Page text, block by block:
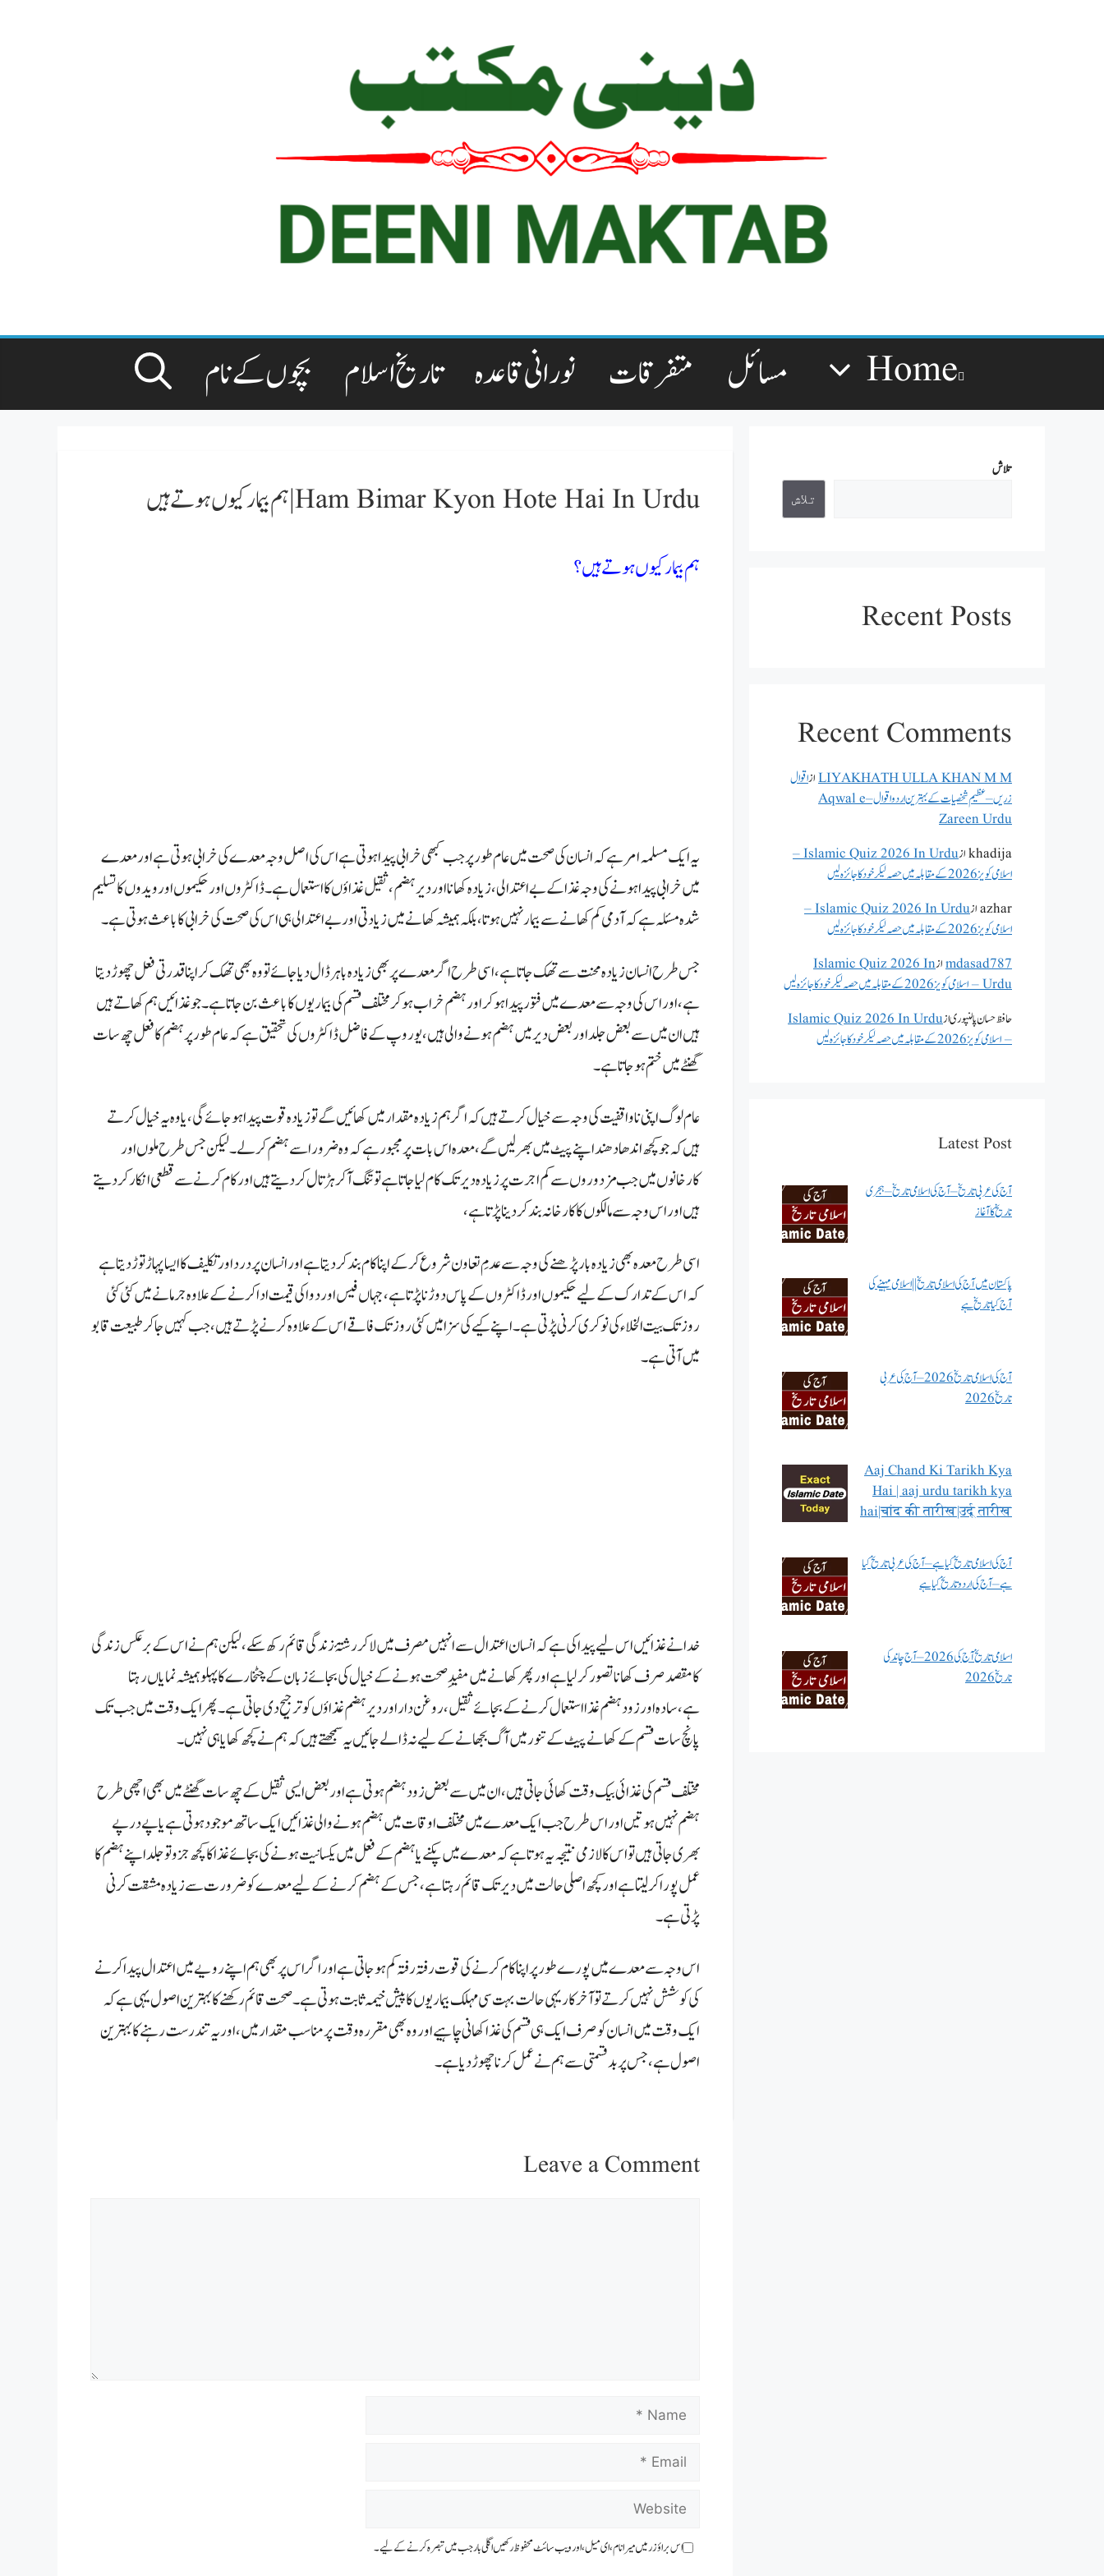
Home مسائل متفرقات نورانی قاعدہ تاریخ اسلام بچوں کے نام
Ham Bimar Kyon Hote Hai In Urdu|ہم بیمار کیوں ہوتے ہیں
ہم بیمار کیوں ہوتے ہیں؟
یہ ایک مسلمہ امر ہے کہ انسان کی صحت میں عام طور پر جب کبھی خرابی پیدا ہوتی ہے اس کی اصل وجہ معدے کی خرابی ہوتی ہے اور معدے
میں خرابی پیدا ہونے کی وجہ غذا کے بے اعتدالی، زیادہ کھانا اور دیر ہضم، ثقیل غذاؤں کا استعمال ہے۔ڈاکٹروں اور حکیموں اور ویدوں کا تسلیم
شدہ مسئلہ ہے کہ آدمی کم کھانے سے بیمار نہیں ہوتا،بلکہ ہمیشہ کھانے میں زیادتی اور بے اعتدالی ہی اس کی صحت کی خرابی کا باعث ہوتی ہے۔
جس طرح انسان زیادہ محنت سے تھک جاتا ہے،اسی طرح اگر معدے پر بھی زیادہ باہر ڈال دیا جائے تو وہ بھی تھک کر اپنا قدرتی فعل چھوڑ دیتا
ہے،اور اس کی وجہ سے معدے میں فتور پیدا ہوکر اور ہضم خراب ہو کر مختلف قسم کی بیماریوں کا باعث بن جاتا ہے۔جو غذائیں ہم کھاتے ہیں
ہیں ان میں سے بعض جلد اور بعض دیر میں ہضم ہونے والی ہیں، یوروپ کے فاضل ڈاکٹروں کی تحقیق ہے کہ عام طور پر ہضم کا فعل چھ سات
گھنٹے میں ختم ہو جاتا ہے۔
عام لوگ اپنی ناواقفیت کی وجہ سے خیال کرتے ہیں کہ اگر ہم زیادہ مقدار میں کھائیں گے تو زیادہ قوت پیدا ہوجائے گی، یا وہ یہ خیال کرتے
ہیں کہ جو کچھ اندھا دھند اپنے پیٹ میں بھر لیں گے، معدہ اس بات پر مجبور ہے کہ وہ ضرور اسے ہضم کر لے۔لیکن جس طرح ملوں اور
کارخانوں میں جب مزدوروں سے کم اجرت پر زیادہ دیر تک کام لیا جاتا ہے تو تنگ آکر ہڑتال کر دیتے ہیں اور کام کرنے سے قطعی انکار کر دیتے
ہیں اور اس وجہ سے مالکوں کا کارخانہ بند کر دینا پڑتا ہے،
اسی طرح معدہ بھی زیادہ بار پڑھنے کی وجہ سے عدمِ تعاون شروع کر کے اپنا کام بند کر دیتا ہے اور انسان پر درد اور تکلیف کا ایسا پہاڑ توڑ دیتا ہے
کہ اس کے تدارک کے لیے حکیموں اور ڈاکٹروں کے پاس دوڑنا پڑتا ہے،جہاں فیس اور دوا کی قیمت ادا کرنے کے علاوہ جرمانے میں کئی کئی
روزتک بیت الخلاء کی نوکری کرنی پڑتی ہے۔اپنے کیے کی سزا میں کئی روز تک فاقے اس کے علاوہ کرنے پڑتے ہیں،جب کہیں جا کر طبیعت قابو
میں آتی ہے۔
خدا نے غذائیں اس لیے پیدا کی ہے کہ انسان اعتدال سے انہیں مصرف میں لا کر رشتۂ زندگی قائم رکھ سکے، لیکن ہم نے اس کے برعکس زندگی
کا مقصد صرف کھانا تصور کر لیا ہے اور پھر کھانے میں مفیدِ صحت ہونے کے خیال کی بجائے زبان کے چٹخارے کا پہلو ہمیشہ نمایاں رہتا
ہے،سادہ اور زود ہضم غذا استعمال کرنے کے بجائے ثقیل، روغن دار اور دیر ہضم غذاؤں کو ترجیح دی جاتی ہے۔ پھر ایک وقت میں جب تک
پانچ سات قسم کے کھانے پیٹ کے تنور میں آگ بجھانے کے لیے نہ ڈالے جائیں یہ سمجھتے ہیں کہ ہم نے کچھ کھایا ہی نہیں۔
مختلف قسم کی غذائی بیک وقت کھائی جاتی ہیں، ان میں سے بعض زود ہضم ہوتی ہے اور بعض ایسی ثقیل کے چھ سات گھنٹے میں بھی اچھی طرح
ہضم نہیں ہوتیں اور اس طرح جب ایک معدے میں مختلف اوقات میں ہضم ہونے والی غذائیں ایک ساتھ موجود ہوتی ہے یا پےدر پے
بھری جاتی ہیں تو اس کا لازمی نتیجہ یہ ہوتا ہے کہ معدے میں پکنے یا ہضم کے فعل میں یکسانیت ہونے کی بجائے غذا کا کچھ جزو تو جلد اپنے ہضم کا
عمل پورا کر لیتا ہے اور کچھ اصلی حالت میں دیر تک قائم رہتا ہے، جس کے ہضم کرنے کے لیے معدے کو ضرورت سے زیادہ مشقت کرنی
پڑتی ہے۔
اس وجہ سے معدے میں پورے طور پر اپنا کام کرنے کی قوت رفتہ رفتہ کم ہو جاتی ہے اور اگر اس پر بھی ہم اپنے رویے میں اعتدال پیدا کرنے
کی کوشش نہیں کرتے تو آخر کار یہی حالت بہت سی مہلک بیماریوں کا پیش خیمہ ثابت ہوتی ہے۔صحت قائم رکھنے کا بہترین اصول یہی ہے کہ
ایک وقت میں انسان کو صرف ایک ہی قسم کی غذا کھانی چاہیے اور وہ بھی مقررہ وقت پر مناسب مقدار میں، اور یہ تندرست رہنے کا بہترین
اصول ہے، جس پر بدقسمتی سے ہم نے عمل کرنا چھوڑ دیا ہے۔
Leave a Comment
Email
Website
اس براؤزر میں میرا نام، ای میل، اور ویب سائٹ محفوظ رکھیں اگلی بار جب میں تبصرہ کرنے کےلیے۔
تلاش
تلاش
Recent Posts
Recent Comments
LIYAKHATH ULLA KHAN M Mازاقوال
زریں – عظیم شخصیات کے بہترین اردو اقوال – Aqwal e
Zareen Urdu
khadijaاز
Islamic Quiz 2026 In Urdu –
اسلامی کویز 2026 کے مقابلہ میں حصہ لیکر خود کا جائزہ لیں
azharاز
Islamic Quiz 2026 In Urdu –
اسلامی کویز 2026 کے مقابلہ میں حصہ لیکر خود کا جائزہ لیں
mdasad787ازIslamic Quiz 2026 In
Urdu – اسلامی کویز 2026 کے مقابلہ میں حصہ لیکر خود کا جائزہ لیں
حافظ حسان پالنپوریازIslamic Quiz 2026 In Urdu
– اسلامی کویز 2026 کے مقابلہ میں حصہ لیکر خود کا جائزہ لیں
Latest Post
آج کی عربی تاریخ – آج کی اسلامی تاریخ – ہجری
تاریخ کا آغاز
پاکستان میں آج کی اسلامی تاریخ || اسلامی مہینے کی
آج کیا تاریخ ہے
آج کی اسلامی تاریخ 2026 – آج کی عربی
تاریخ 2026
Aaj Chand Ki Tarikh Kya
Hai | aaj urdu tarikh kya
hai|चांद की तारीख|उर्दू तारीख
آج کی اسلامی تاریخ کیا ہے – آج کی عربی تاریخ کیا
ہے – آج کی اردو تاریخ کیا ہے
اسلامی تاریخ آج کی 2026 – آج چاند کی
تاریخ 2026